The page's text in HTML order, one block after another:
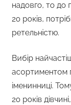
надовго, то до
20 років,
ретельністю.
Вибір
асортиментом
іменинниці.
20 років